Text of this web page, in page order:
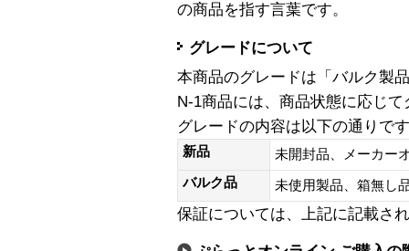
の商品を指す言葉です。
グレードについて
本商品のグレードは「バルク製
N-1商品には、商品状態に応じ
グレードの内容は以下の通りで
新品
未開封品、メーカー
バルク品
未使用製品、箱無
保証については、上記に記載さ